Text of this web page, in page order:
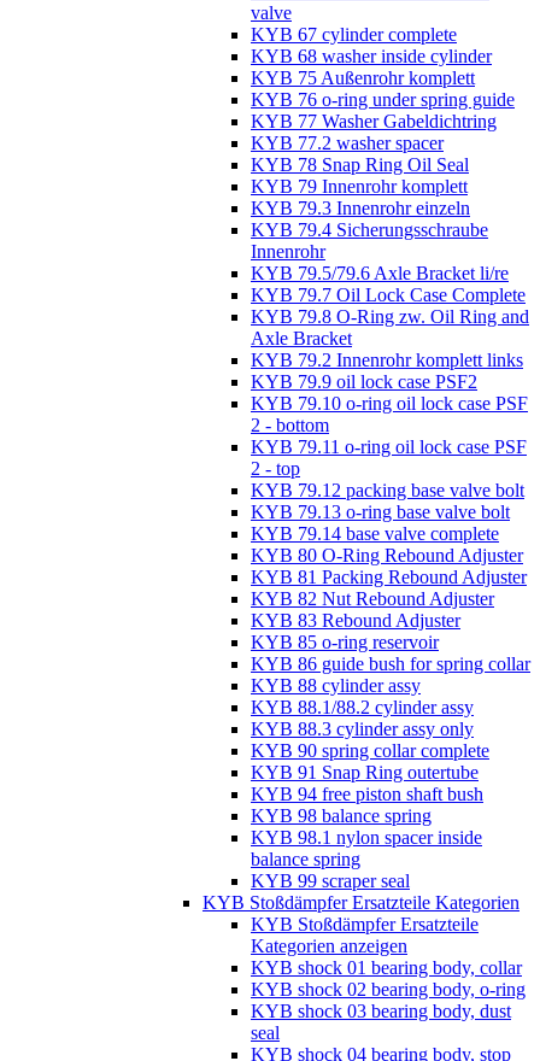
valve
KYB 67 cylinder complete
KYB 68 washer inside cylinder
KYB 75 Außenrohr komplett
KYB 76 o-ring under spring guide
KYB 77 Washer Gabeldichtring
KYB 77.2 washer spacer
KYB 78 Snap Ring Oil Seal
KYB 79 Innenrohr komplett
KYB 79.3 Innenrohr einzeln
KYB 79.4 Sicherungsschraube
Innenrohr
KYB 79.5/79.6 Axle Bracket li/re
KYB 79.7 Oil Lock Case Complete
KYB 79.8 O-Ring zw. Oil Ring and
Axle Bracket
KYB 79.2 Innenrohr komplett links
KYB 79.9 oil lock case PSF2
KYB 79.10 o-ring oil lock case PSF
2 - bottom
KYB 79.11 o-ring oil lock case PSF
2 - top
KYB 79.12 packing base valve bolt
KYB 79.13 o-ring base valve bolt
KYB 79.14 base valve complete
KYB 80 O-Ring Rebound Adjuster
KYB 81 Packing Rebound Adjuster
KYB 82 Nut Rebound Adjuster
KYB 83 Rebound Adjuster
KYB 85 o-ring reservoir
KYB 86 guide bush for spring collar
KYB 88 cylinder assy
KYB 88.1/88.2 cylinder assy
KYB 88.3 cylinder assy only
KYB 90 spring collar complete
KYB 91 Snap Ring outertube
KYB 94 free piston shaft bush
KYB 98 balance spring
KYB 98.1 nylon spacer inside
balance spring
KYB 99 scraper seal
KYB Stoßdämpfer Ersatzteile Kategorien
KYB Stoßdämpfer Ersatzteile
Kategorien anzeigen
KYB shock 01 bearing body, collar
KYB shock 02 bearing body, o-ring
KYB shock 03 bearing body, dust
seal
KYB shock 04 bearing body, stop